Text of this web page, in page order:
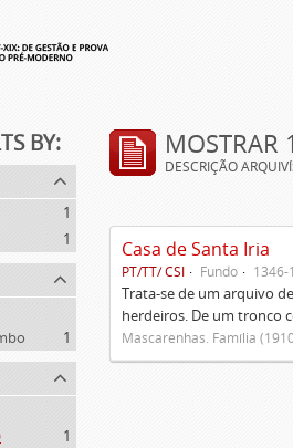
BY:
1
1
1
1
MOSTRAR
DESCRIÇÃO
Casa de Santa Iria
PT/TT/ CSI Fundo 1346-
Trata-se de um arquivo
herdeiros. De um tronco
Mascarenhas. Família